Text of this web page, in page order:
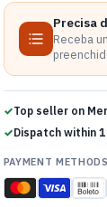
Precisa
Receba
Top seller on
Dispatch within
PAYMENT